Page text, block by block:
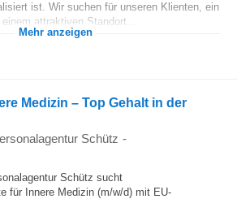
ist. Wir suchen für unseren Klienten, ein
attraktiven Standort...
Mehr anzeigen
Medizin – Top Gehalt in der
Schütz -
Schütz sucht
für Innere Medizin (m/w/d) mit EU-